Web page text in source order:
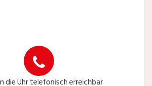
die Uhr telefonisch erreichbar